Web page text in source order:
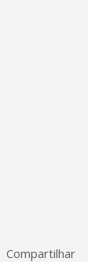
Compartilhar